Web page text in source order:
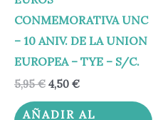
CONMEMORATIVA UNC
– 10 ANIV. DE LA UNION
EUROPEA – TYE – S/C.
5,95€ 4,50 €
AÑADIR AL